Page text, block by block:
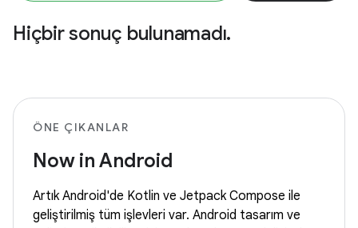
Hiçbir sonuç bulunamadı.
ÖNE ÇIKANLAR
Now in Android
Artık Android'de Kotlin ve Jetpack Compose ile
geliştirilmiş tüm işlevleri var. Android tasarım ve